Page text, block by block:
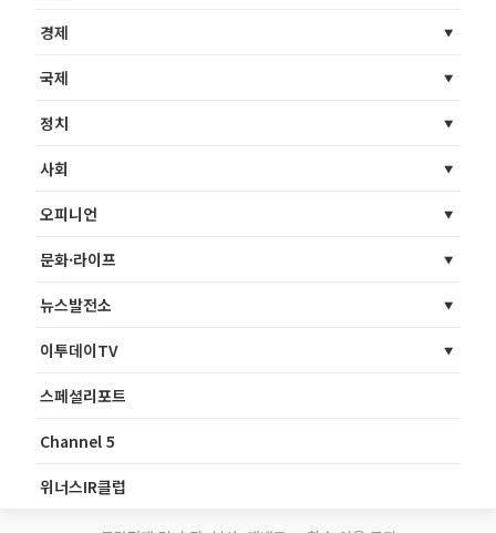
경제
국제
정치
사회
오피니언
문화·라이프
뉴스발전소
이투데이TV
스페셜리포트
Channel 5
위너스IR클럽